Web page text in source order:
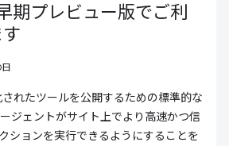
期プレビュー版でご利
れたツールを公開するための標準的な
ジェントがサイト上でより高速かつ信
ションを実行できるようにすることを